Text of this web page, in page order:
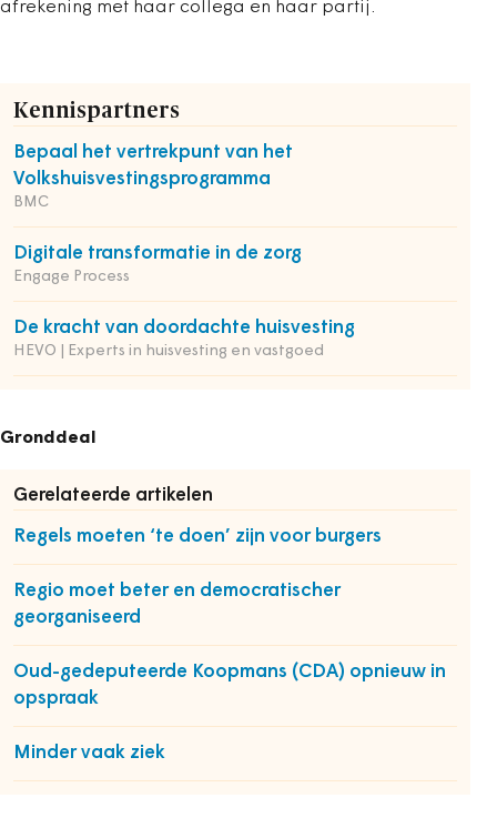
afrekening met haar collega en haar partij.
Kennispartners
Bepaal het vertrekpunt van het
Volkshuisvestingsprogramma
BMC
Digitale transformatie in de zorg
Engage Process
De kracht van doordachte huisvesting
HEVO | Experts in huisvesting en vastgoed
Gronddeal
Gerelateerde artikelen
Regels moeten ‘te doen’ zijn voor burgers
Regio moet beter en democratischer
georganiseerd
Oud-gedeputeerde Koopmans (CDA) opnieuw in
opspraak
Minder vaak ziek